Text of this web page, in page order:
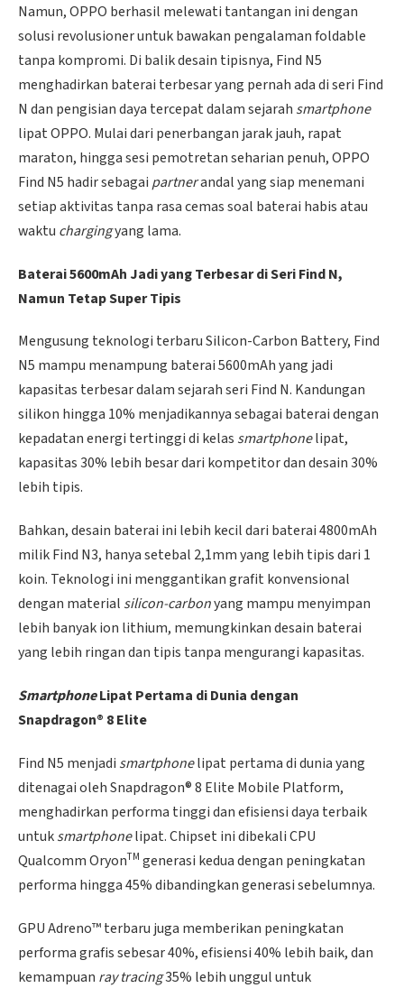
Namun, OPPO berhasil melewati tantangan ini dengan
solusi revolusioner untuk bawakan pengalaman foldable
tanpa kompromi. Di balik desain tipisnya, Find N5
menghadirkan baterai terbesar yang pernah ada di seri Find
N dan pengisian daya tercepat dalam sejarah smartphone
lipat OPPO. Mulai dari penerbangan jarak jauh, rapat
maraton, hingga sesi pemotretan seharian penuh, OPPO
Find N5 hadir sebagai partnerandal yang siap menemani
setiap aktivitas tanpa rasa cemas soal baterai habis atau
waktu chargingyang lama.
Baterai 5600mAh Jadi yang Terbesar di Seri Find N,
Namun Tetap Super Tipis
Mengusung teknologi terbaru Silicon-Carbon Battery, Find
N5 mampu menampung baterai 5600mAh yang jadi
kapasitas terbesar dalam sejarah seri Find N. Kandungan
silikon hingga 10% menjadikannya sebagai baterai dengan
kepadatan energi tertinggi di kelas smartphonelipat,
kapasitas 30% lebih besar dari kompetitor dan desain 30%
lebih tipis.
Bahkan, desain baterai ini lebih kecil dari baterai 4800mAh
milik Find N3, hanya setebal 2,1mm yang lebih tipis dari 1
koin. Teknologi ini menggantikan grafit konvensional
dengan material silicon-carbonyang mampu menyimpan
lebih banyak ion lithium, memungkinkan desain baterai
yang lebih ringan dan tipis tanpa mengurangi kapasitas.
SmartphoneLipat Pertama di Dunia dengan
Snapdragon® 8 Elite
Find N5 menjadi smartphonelipat pertama di dunia yang
ditenagai oleh Snapdragon® 8 Elite Mobile Platform,
menghadirkan performa tinggi dan efisiensi daya terbaik
untuksmartphonelipat. Chipset ini dibekali CPU
Qualcomm OryonTM generasi kedua dengan peningkatan
performa hingga 45% dibandingkan generasi sebelumnya.
GPU Adreno™ terbaru juga memberikan peningkatan
performa grafis sebesar 40%, efisiensi 40% lebih baik, dan
kemampuan ray tracing35% lebih unggul untuk